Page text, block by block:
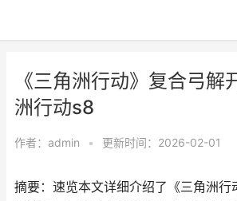
《三角洲行动》复合弓解
洲行动s8
作者： admin • 更新时间：2026-02-01
摘要：速览本文详细介绍了《三角洲行